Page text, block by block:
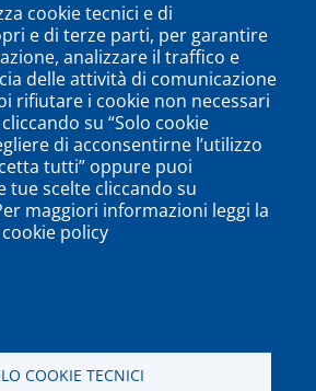
cookie tecnici e di
e di terze parti, per garantire
analizzare il traffico e
delle attività di comunicazione
rifiutare i cookie non necessari
su “Solo cookie
di acconsentirne l’utilizzo
tutti” oppure puoi
tue scelte cliccando su
maggiori informazioni leggi la
policy
COOKIE TECNICI